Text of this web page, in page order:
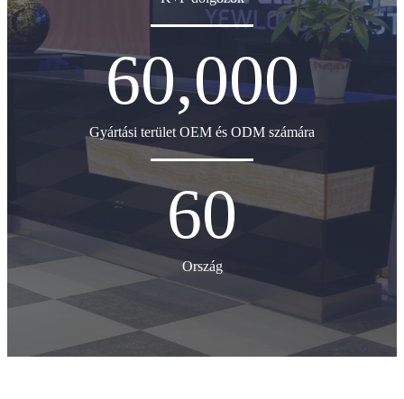
60,000
Gyártási terület OEM és ODM számára
60
Ország